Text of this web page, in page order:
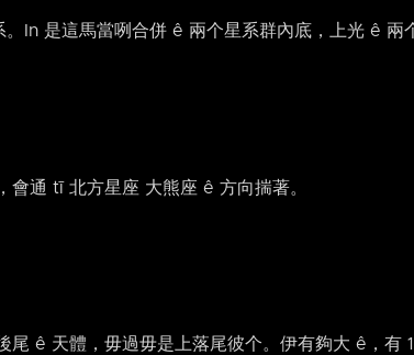
In 是這馬當咧合併 ê 兩个星系群內底，上光 ê 兩
通 tī 北方星座 大熊座 ê 方向揣著。
ê 天體，毋過毋是上落尾彼个。伊有夠大 ê，有